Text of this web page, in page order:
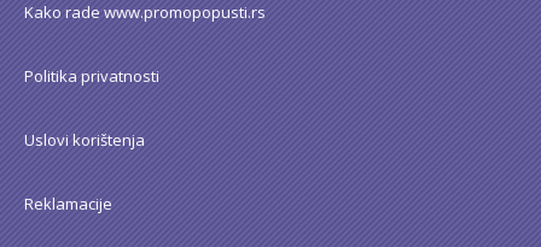
Kako rade www.promopopusti.rs
Politika privatnosti
Uslovi korištenja
Reklamacije